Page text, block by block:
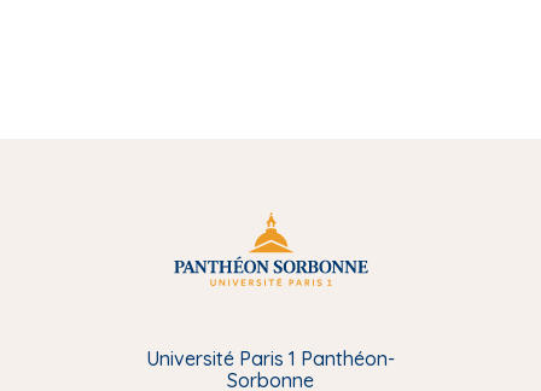
Université Paris 1 Panthéon-
Sorbonne